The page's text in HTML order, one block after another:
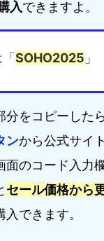
入できますよ。
SOHO2025 」
分をコピーした
ンから公式サイト
面のコード入力
セール価格から
入できます。